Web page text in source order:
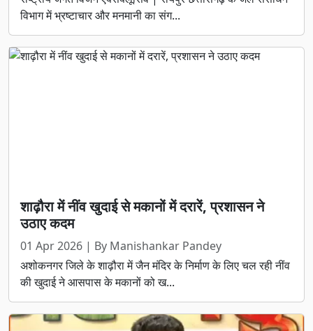
विभाग में भ्रष्टाचार और मनमानी का संग...
शाढ़ौरा में नींव खुदाई से मकानों में दरारें, प्रशासन ने
उठाए कदम
01 Apr 2026 | By Manishankar Pandey
अशोकनगर जिले के शाढ़ौरा में जैन मंदिर के निर्माण के लिए चल रही नींव
की खुदाई ने आसपास के मकानों को ख...